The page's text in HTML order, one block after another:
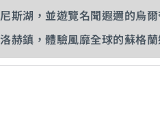
斯湖，並遊覽名聞遐邇的烏爾
赫鎮，體驗風靡全球的蘇格蘭